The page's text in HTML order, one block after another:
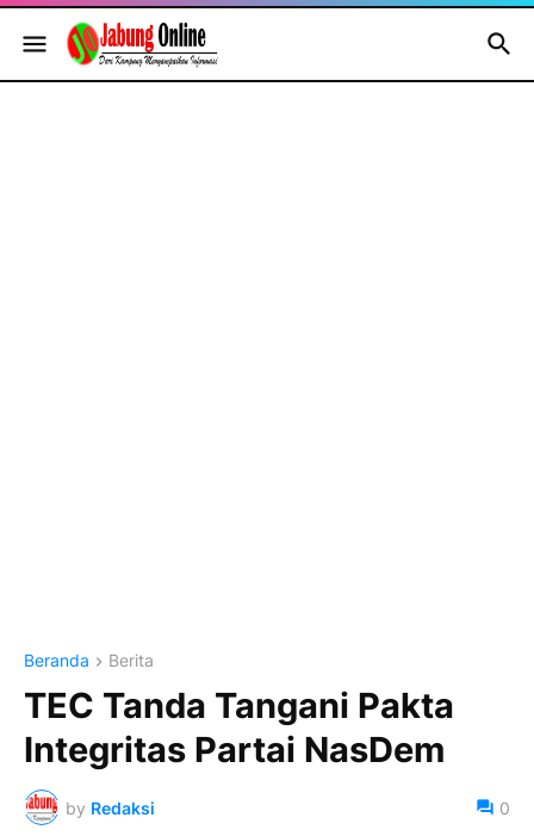
Beranda Berita
TEC Tanda Tangani Pakta
Integritas Partai NasDem
by Redaksi 0